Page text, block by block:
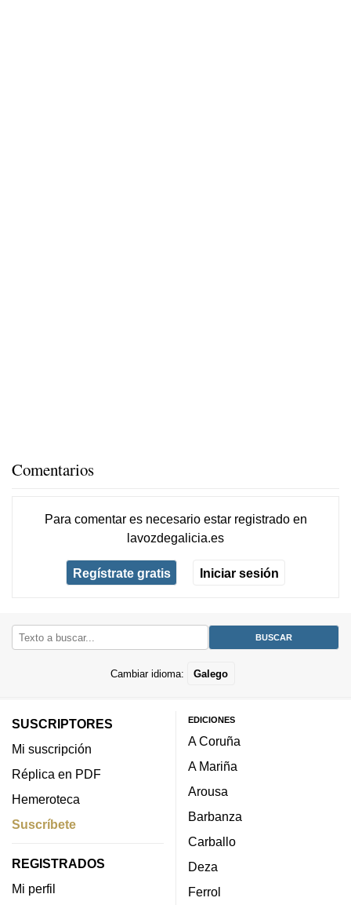
Comentarios
Para comentar es necesario estar registradoen
lavozdegalicia.es
Regístrate gratis Iniciar sesión
Cambiar idioma: Galego
SUSCRIPTORES
Mi suscripción
Réplica en PDF
Hemeroteca
Suscríbete
REGISTRADOS
Mi perfil
EDICIONES
A Coruña
A Mariña
Arousa
Barbanza
Carballo
Deza
Ferrol